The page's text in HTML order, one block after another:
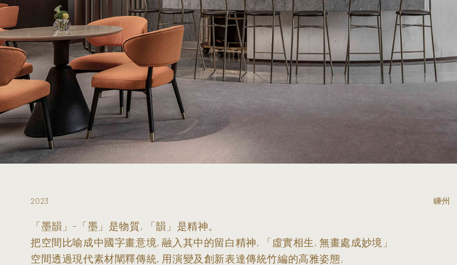
2023 嵊州
「墨韻」-「墨」是物質, 「韻」是精神。
把空間比喻成中國字畫意境, 融入其中的留白精神, 「虛實相生, 無畫處成妙境」
空間透過現代素材闡釋傳統, 用演變及創新表達傳統竹編的高雅姿態,